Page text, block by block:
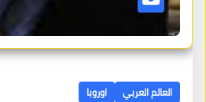
العالم العربي اوروبا